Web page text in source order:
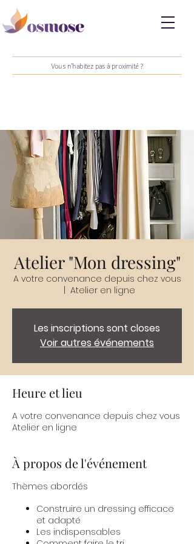
Vous n'habitez pas à proximité ?
Atelier "Mon dressing"
A votre convenance depuis chez vous
Atelier en ligne
Les inscriptions sont closes
Voir autres événements
Heure et lieu
A votre convenance depuis chez vous
Atelier en ligne
À propos de l'événement
Thèmes abordés
Construire un dressing efficace
et adapté
Les indispensables